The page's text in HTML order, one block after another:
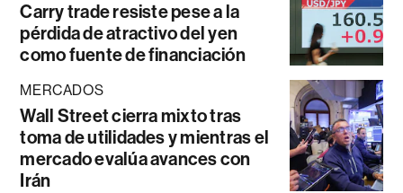
Carry trade resiste pese a la
pérdida de atractivo del yen
como fuente de financiación
MERCADOS
Wall Street cierra mixto tras
toma de utilidades y mientras el
mercado evalúa avances con
Irán